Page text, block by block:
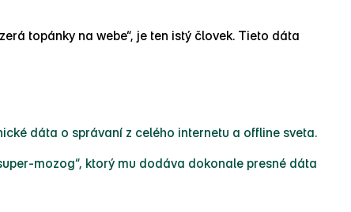
topánky na webe“, je ten istý človek. Tieto dáta
dáta o správaní z celého internetu a offline sveta.
ktorý mu dodáva dokonale presné dáta